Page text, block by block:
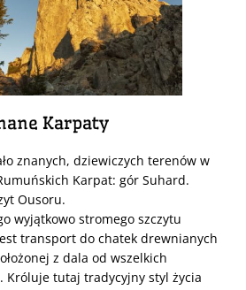
Karpaty
znanych, dziewiczych terenów w
Karpat: gór Suhard.
Ousoru.
wyjątkowo stromego szczytu
transport do chatek drewnianych
z dala od wszelkich
Króluje tutaj tradycyjny styl życia